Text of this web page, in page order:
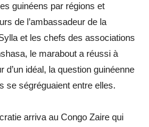
guinéens par régions et
de l’ambassadeur de la
et les chefs des associations
le marabout a réussi à
idéal, la question guinéenne
se ségréguaient entre elles.
arriva au Congo Zaire qui